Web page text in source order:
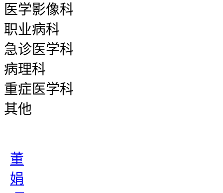
医学影像科
职业病科
急诊医学科
病理科
重症医学科
其他
董
娟